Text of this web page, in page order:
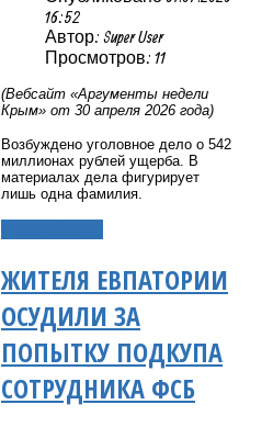
16:52
Автор: Super User
Просмотров: 11
(Вебсайт «Аргументы недели
Крым» от 30 апреля 2026 года)
Возбуждено уголовное дело о 542
миллионах рублей ущерба. В
материалах дела фигурирует
лишь одна фамилия.
ЖИТЕЛЯ ЕВПАТОРИИ
ОСУДИЛИ ЗА
ПОПЫТКУ ПОДКУПА
СОТРУДНИКА ФСБ